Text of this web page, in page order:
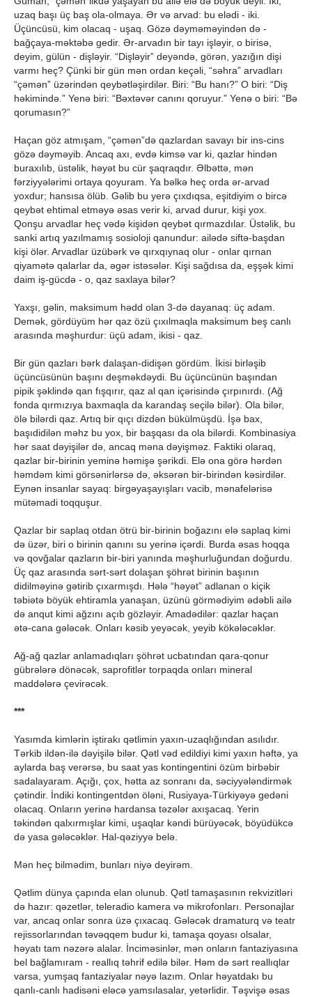
uzaq başı üç baş ola-olmaya. Ər və arvad: bu elədi - iki.
Üçüncüsü, kim olacaq - uşaq. Gözə dəyməməyindən də -
bağçaya-məktəbə gedir. Ər-arvadın bir tayı işləyir, o birisə,
deyim, gülün - dişləyir. “Dişləyir” deyəndə, görən, yazığın dişi
varmı heç? Çünki bir gün mən ordan keçəli, “səhra” arvadları
“çəmən” üzərindən qeybətləşirdilər. Biri: “Bu hanı?” O biri: “Diş
həkimində.” Yenə biri: “Bəxtəvər canını qoruyur.” Yenə o biri: “Bə
qorumasın?”
Haçan göz atmışam, “çəmən”də qazlardan savayı bir ins-cins
gözə dəyməyib. Ancaq axı, evdə kimsə var ki, qazlar hindən
buraxılıb, üstəlik, həyət bu cür şaqraqdır. Əlbəttə, mən
fərziyyələrimi ortaya qoyuram. Ya bəlkə heç orda ər-arvad
yoxdur; hansısa ölüb. Gəlib bu yerə çıxdıqsa, eşitdiyim o bircə
qeybət ehtimal etməyə əsas verir ki, arvad durur, kişi yox.
Qonşu arvadlar heç vədə kişidən qeybət qırmazdılar. Üstəlik, bu
sanki artıq yazılmamış sosioloji qanundur: ailədə siftə-başdan
kişi ölər. Arvadlar üzübərk və qırxqıynaq olur - onlar qırnan
qiyamətə qalarlar da, əgər istəsələr. Kişi sağdısa da, eşşək kimi
daim iş-gücdə - o, qaz saxlaya bilər?
Yaxşı, gəlin, maksimum hədd olan 3-də dayanaq: üç adam.
Demək, gördüyüm hər qaz özü çıxılmaqla maksimum beş canlı
arasında məşhurdur: üçü adam, ikisi - qaz.
Bir gün qazları bərk dalaşan-didişən gördüm. İkisi birləşib
üçüncüsünün başını deşməkdəydi. Bu üçüncünün başından
pipik şəklində qan fışqırır, qaz al qan içərisində çırpınırdı. (Ağ
fonda qırmızıya baxmaqla da karandaş seçilə bilər). Ola bilər,
ölə bilərdi qaz. Artıq bir qıçı dizdən bükülmüşdü. İşə bax,
başıdidilən məhz bu yox, bir başqası da ola bilərdi. Kombinasiya
hər saat dəyişilər də, ancaq məna dəyişməz. Faktiki olaraq,
qazlar bir-birinin yeminə həmişə şərikdi. Elə ona görə hərdən
həmdəm kimi görsənirlərsə də, əksərən bir-birindən kəsirdilər.
Eynən insanlar sayaq: birgəyaşayışları vacib, mənafelərisə
mütəmadi toqquşur.
Qazlar bir saplaq otdan ötrü bir-birinin boğazını elə saplaq kimi
də üzər, biri o birinin qanını su yerinə içərdi. Burda əsas hoqqa
və qovğalar qazların bir-biri yanında məşhurluğundan doğurdu.
Üç qaz arasında sərt-sərt dolaşan şöhrət birinin başının
didilməyinə gətirib çıxarmışdı. Hələ “həyət” adlanan o kiçik
təbiətə böyük ehtiramla yanaşan, üzünü görmədiyim ədəbli ailə
də anqut kimi ağzını açıb gözləyir. Amadədilər: qazlar haçan
ətə-cana gələcək. Onları kəsib yeyəcək, yeyib kökələcəklər.
Ağ-ağ qazlar anlamadıqları şöhrət ucbatından qara-qonur
gübrələrə dönəcək, saprofitlər torpaqda onları mineral
maddələrə çevirəcək.
***
Yasımda kimlərin iştirakı qətlimin yaxın-uzaqlığından asılıdır.
Tərkib ildən-ilə dəyişilə bilər. Qətl vəd edildiyi kimi yaxın həftə, ya
aylarda baş verərsə, bu saat yas kontingentini özüm birbəbir
sadalayaram. Açığı, çox, hətta az sonranı da, səciyyələndirmək
çətindir. İndiki kontingentdən öləni, Rusiyaya-Türkiyəyə gedəni
olacaq. Onların yerinə hardansa təzələr axışacaq. Yerin
təkindən qalxırmışlar kimi, uşaqlar kəndi bürüyəcək, böyüdükcə
də yasa gələcəklər. Hal-qəziyyə belə.
Mən heç bilmədim, bunları niyə deyirəm.
Qətlim dünya çapında elan olunub. Qətl tamaşasının rekvizitləri
də hazır: qəzetlər, teleradio kamera və mikrofonları. Personajlar
var, ancaq onlar sonra üzə çıxacaq. Gələcək dramaturq və teatr
rejissorlarından təvəqqem budur ki, tamaşa qoyası olsalar,
həyatı tam nəzərə alalar. İnciməsinlər, mən onların fantaziyasına
bel bağlamıram - reallıq təhrif edilə bilər. Həm də sərt reallıqlar
varsa, yumşaq fantaziyalar nəyə lazım. Onlar həyatdakı bu
qanlı-canlı hadisəni eləcə yamsılasalar, yetərlidir. Təşvişə əsas